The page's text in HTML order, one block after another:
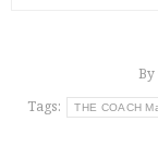
By
Tags:
THE COACH